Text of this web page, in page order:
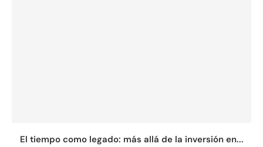
El tiempo como legado: más allá de la inversión en...